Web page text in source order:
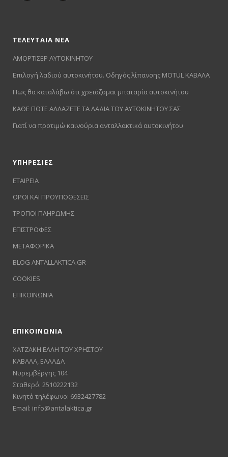
ΤΕΛΕΥΤΑΙΑ ΝΕΑ
ΑΜΟΡΤΙΣΕΡ ΑΥΤΟΚΙΝΗΤΟΥ
Επιλογή λαδιού αυτοκινήτου. Οδηγός λίπανσης MOTUL ΚΑΒΑΛΑ
Πως θα καταλάβω ότι χρειάζομαι μπαταρία αυτοκινήτου
ΚΑΘΕ ΠΟΤΕ ΑΛΛΑΖΕΤΕ ΤΑ ΛΑΔΙΑ ΤΟΥ ΑΥΤΟΚΙΝΗΤΟΥ ΣΑΣ
Γιατί να προτιμώ καινούρια ανταλλακτικά αυτοκινήτου
ΥΠΗΡΕΣΙΕΣ
ΕΤΑΙΡΕΙΑ
ΟΡΟΙ ΚΑΙ ΠΡΟΥΠΟΘΕΣΕΙΣ
ΤΡΟΠΟΙ ΠΛΗΡΩΜΗΣ
ΕΠΙΣΤΡΟΦΕΣ
ΜΕΤΑΦΟΡΙΚΑ
BLOG ANTALLAKTICA.GR
COOKIES
ΕΠΙΚΟΙΝΩΝΙΑ
ΕΠΙΚΟΙΝΩΝΙΑ
ΧΑΤΖΑΚΗ ΕΛΛΗ ΤΟΥ ΧΡΗΣΤΟΥ
ΚΑΒΑΛΑ, ΕΛΛΑΔΑ
Νυρεμβέργης 104
Σταθερό: 2510222132
Κινητό τηλέφωνο: 6932427782
Email: info@antalaktica.gr